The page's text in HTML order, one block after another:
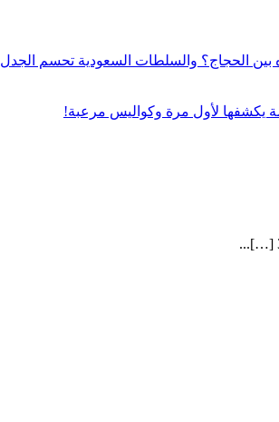
بين الحجاج؟ والسلطات السعودية تحسم الجدل
يكشفها لأول مرة وكواليس مرعبة!